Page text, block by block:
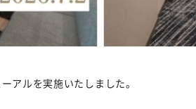
アルを実施いたしました。